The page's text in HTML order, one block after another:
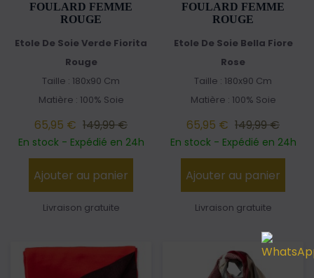
FOULARD FEMME
ROUGE
Etole De Soie Verde Fiorita
Rouge
Taille : 180x90 Cm
Matière : 100% Soie
65,95 € 149,99 €
En stock - Expédié en 24h
Ajouter au panier
Livraison gratuite
FOULARD FEMME
ROUGE
Etole De Soie Bella Fiore
Rose
Taille : 180x90 Cm
Matière : 100% Soie
65,95 € 149,99 €
En stock - Expédié en 24h
Ajouter au panier
Livraison gratuite